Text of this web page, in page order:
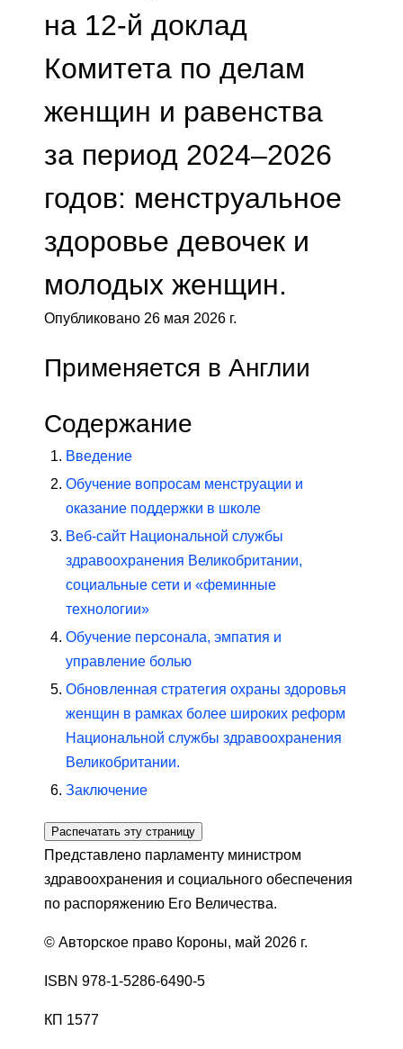
на 12-й доклад
Комитета по делам
женщин и равенства
за период 2024–2026
годов: менструальное
здоровье девочек и
молодых женщин.
Опубликовано 26 мая 2026 г.
Применяется в Англии
Содержание
Введение
Обучение вопросам менструации и
оказание поддержки в школе
Веб-сайт Национальной службы
здравоохранения Великобритании,
социальные сети и «феминные
технологии»
Обучение персонала, эмпатия и
управление болью
Обновленная стратегия охраны здоровья
женщин в рамках более широких реформ
Национальной службы здравоохранения
Великобритании.
Заключение
Распечатать эту страницу
Представлено парламенту министром
здравоохранения и социального обеспечения
по распоряжению Его Величества.
© Авторское право Короны, май 2026 г.
ISBN 978-1-5286-6490-5
КП 1577